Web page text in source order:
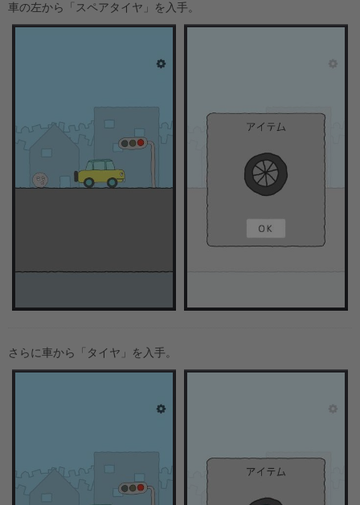
車の左から「スペアタイヤ」を入手。
さらに車から「タイヤ」を入手。